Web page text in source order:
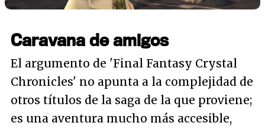
Caravana de amigos
El argumento de 'Final Fantasy Crystal
Chronicles' no apunta a la complejidad de
otros títulos de la saga de la que proviene;
es una aventura mucho más accesible,